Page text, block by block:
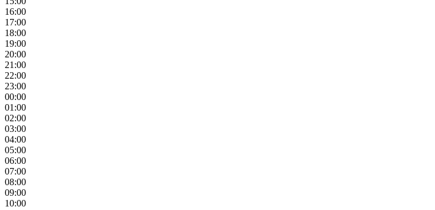
16:00
17:00
18:00
19:00
20:00
21:00
22:00
23:00
00:00
01:00
02:00
03:00
04:00
05:00
06:00
07:00
08:00
09:00
10:00